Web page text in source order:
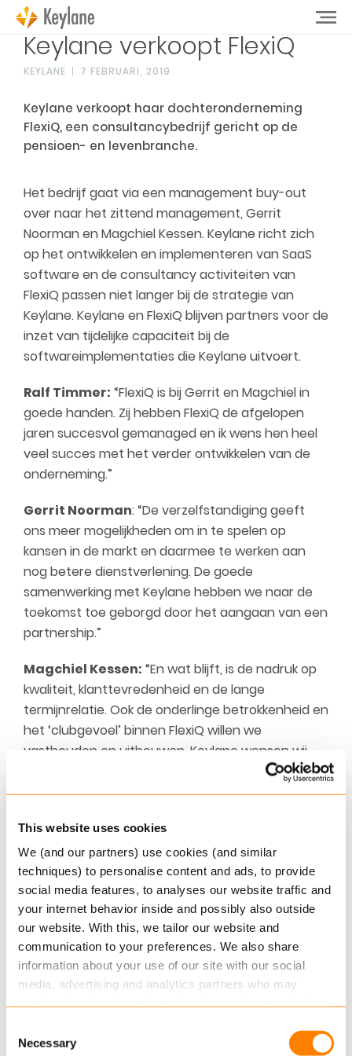
This website uses cookies
We (and our partners) use cookies (and similar
techniques) to personalise content and ads, to provide
social media features, to analyses our website traffic and
your internet behavior inside and possibly also outside
our website. With this, we tailor our website and
communication to your preferences. We also share
information about your use of our site with our social
media, advertising and analytics partners who may
services.
Selection
Necessary
Keylane verkoopt FlexiQ
KEYLANE 7 FEBRUARI, 2019
Keylane verkoopt haar dochteronderneming
FlexiQ, een consultancybedrijf gericht op de
pensioen- en levenbranche.
Het bedrijf gaat via een management buy-out
over naar het zittend management, Gerrit
Noorman en Magchiel Kessen. Keylane richt zich
op het ontwikkelen en implementeren van SaaS
software en de consultancy activiteiten van
FlexiQ passen niet langer bij de strategie van
Keylane. Keylane en FlexiQ blijven partners voor de
inzet van tijdelijke capaciteit bij de
softwareimplementaties die Keylane uitvoert.
Ralf Timmer: “FlexiQ is bij Gerrit en Magchiel in
goede handen. Zij hebben FlexiQ de afgelopen
jaren succesvol gemanaged en ik wens hen heel
veel succes met het verder ontwikkelen van de
onderneming.”
Gerrit Noorman: “De verzelfstandiging geeft
ons meer mogelijkheden om in te spelen op
kansen in de markt en daarmee te werken aan
nog betere dienstverlening. De goede
samenwerking met Keylane hebben we naar de
toekomst toe geborgd door het aangaan van een
partnership.”
Magchiel Kessen: “En wat blijft, is de nadruk op
kwaliteit, klanttevredenheid en de lange
termijnrelatie. Ook de onderlinge betrokkenheid en
het ‘clubgevoel’ binnen FlexiQ willen we
vasthouden en uitbouwen. Keylane wensen wij
veel succes met de verdere concretisering van
hun innovatieve ambities.”
Meer informatie
Keylane is een Europese leverancier van moderne,
klantgerichte software voor de verzekerings- en
pensioensector. Keylane levert diensten aan
meer dan honderd verzekeringsmaatschappijen
en pensioeninstellingen.
+31 (0)6 19208832 en Gerrit Noorman via
gerrit.noorman@flexiq.nlof +31 (0)6 52727704
Over FlexiQ